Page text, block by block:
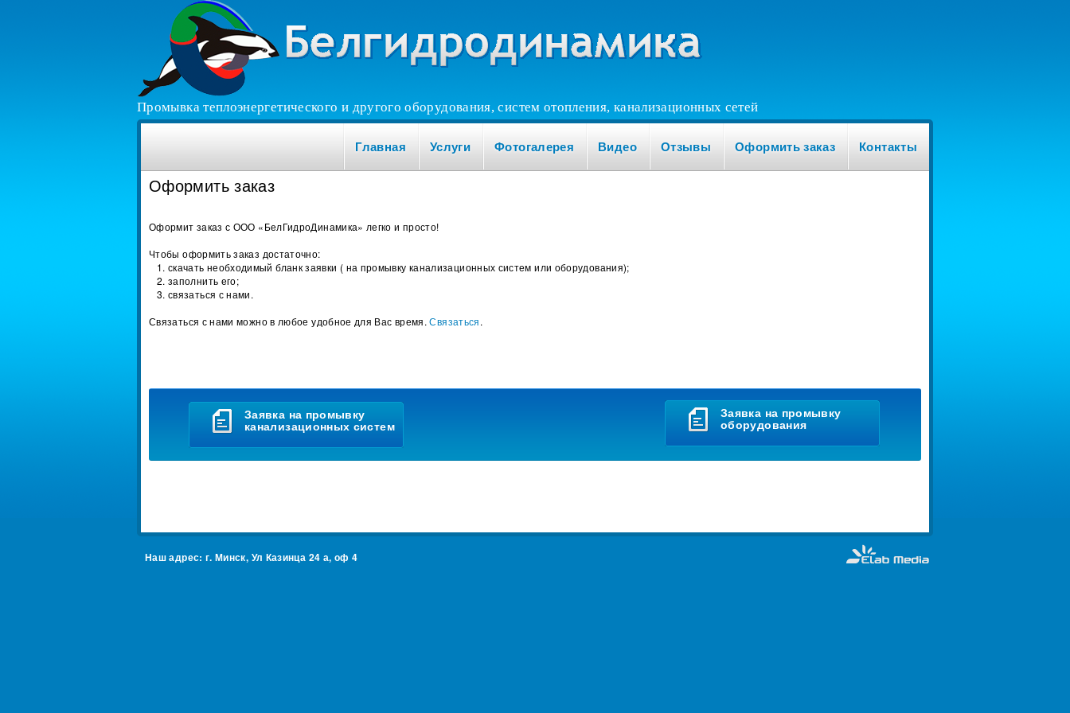
Промывка теплоэнергетического и другого оборудования, систем отопления, канализационных сетей
Оформить заказ
Оформит заказ с ООО «БелГидроДинамика» легко и просто!
Чтобы оформить заказ достаточно:
скачать необходимый бланк заявки ( на промывку канализационных систем или оборудования);
заполнить его;
связаться с нами.
Связаться с нами можно в любое удобное для Вас время.Связаться.
Заявка на промывку
канализационных систем
Заявка на промывку
оборудования
Главная Услуги Фотогалерея Видео Отзывы Оформить заказ Контакты
Наш адрес: г. Минск, Ул Казинца 24 а, оф 4